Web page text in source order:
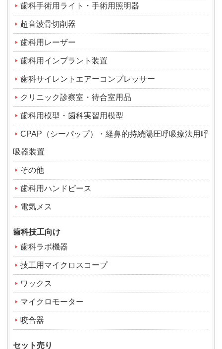
歯科手術用ライト・手術用照明器
超音波骨切削器
歯科用レーザー
歯科用インプラント装置
歯科サイレントエアーコンプレッサー
クリニック診察室・待合室用品
歯科用模型・歯科実習用模型
CPAP（シーパップ）・経鼻的持続陽圧呼吸療法用呼
吸器装置
その他
歯科用ハンドピース
電気メス
歯科技工向け
歯科ラボ機器
技工用マイクロスコープ
ワックス
マイクロモーター
咬合器
セット売り